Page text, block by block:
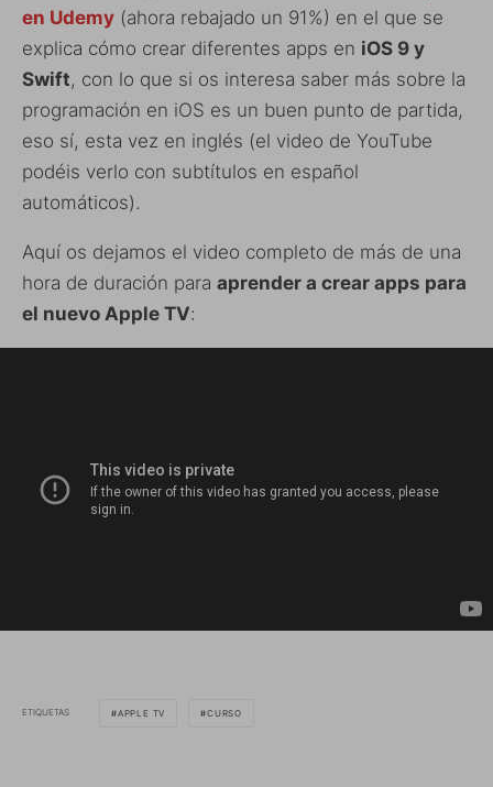
en Udemy (ahora rebajado un 91%) en el que se
explica cómo crear diferentes apps en iOS 9 y
Swift, con lo que si os interesa saber más sobre la
programación en iOS es un buen punto de partida,
eso sí, esta vez en inglés (el video de YouTube
podéis verlo con subtítulos en español
automáticos).
Aquí os dejamos el video completo de más de una
hora de duración para aprender a crear apps para
el nuevo Apple TV:
ETIQUETAS APPLE TV CURSO